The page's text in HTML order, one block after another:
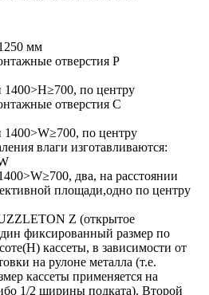
мм
отверстия Р
1400>Н≥700, по центру
отверстия С
1400>W≥700, по центру
влаги изготавливаются:
два, на расстоянии
площади,одно по центру
Z (открытое
фиксированный размер по
кассеты, в зависимости от
на рулоне металла (т.е.
кассеты применяется на
1/2 ширины подката). Второй